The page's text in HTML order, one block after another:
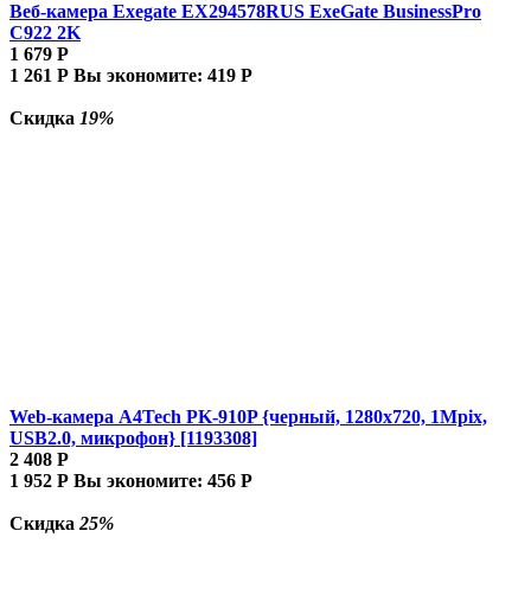
Веб-камера Exegate EX294578RUS ExeGate BusinessPro
C922 2K
1 679 Р
1 261 Р Вы экономите: 419 Р
Скидка 19%
Web-камера A4Tech PK-910P {черный, 1280x720, 1Mpix,
USB2.0, микрофон} [1193308]
2 408 Р
1 952 Р Вы экономите: 456 Р
Скидка 25%